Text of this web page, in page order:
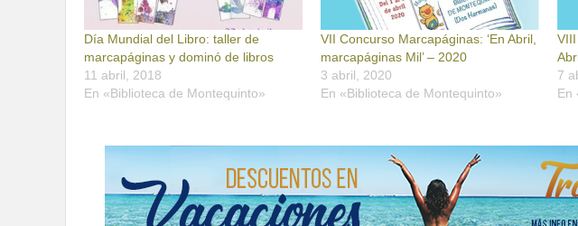
Día Mundial del Libro: taller de
marcapáginas y dominó de libros
11 abril, 2018
En «Biblioteca de Montequinto»
VII Concurso Marcapáginas: ‘En Abril,
marcapáginas Mil’ – 2020
3 abril, 2020
En «Biblioteca de Montequinto»
7
En